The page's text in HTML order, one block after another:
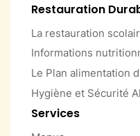
Restauration
La restauration
Informations
Le Plan alimentation
Hygiène et Sécurité
Services